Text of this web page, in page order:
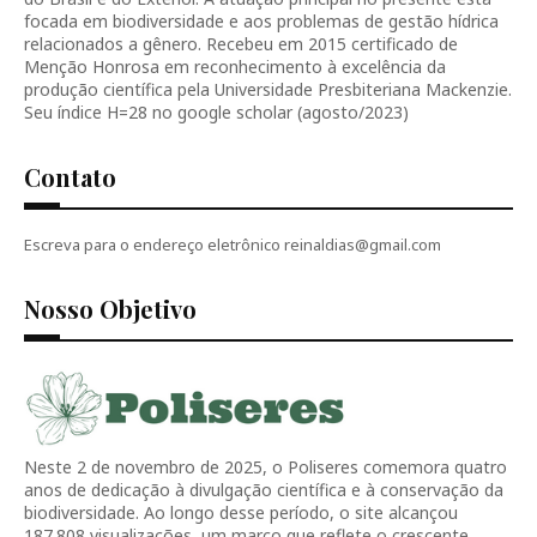
focada em biodiversidade e aos problemas de gestão hídrica
relacionados a gênero. Recebeu em 2015 certificado de
Menção Honrosa em reconhecimento à excelência da
produção científica pela Universidade Presbiteriana Mackenzie.
Seu índice H=28 no google scholar (agosto/2023)
Contato
Escreva para o endereço eletrônico reinaldias@gmail.com
Nosso Objetivo
Neste 2 de novembro de 2025, o Poliseres comemora quatro
anos de dedicação à divulgação científica e à conservação da
biodiversidade. Ao longo desse período, o site alcançou